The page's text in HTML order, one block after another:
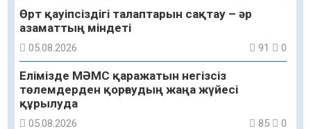
Өрт қауіпсіздігі талаптарын сақтау – әр
азаматтың міндеті
05.08.2026 91 0
Елімізде МӘМС қаражатын негізсіз
төлемдерден қорғаудың жаңа жүйесі
құрылуда
05.08.2026 85 0